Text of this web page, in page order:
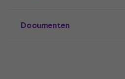
Documenten